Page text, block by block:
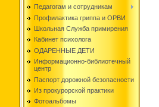
Педагогам и сотрудникам
Профилактика гриппа и ОРВИ
Школьная Служба примирения
Кабинет психолога
ОДАРЕННЫЕ ДЕТИ
Информационно-библиотечный
центр
Паспорт дорожной безопасности
Из прокурорской практики
Фотоальбомы